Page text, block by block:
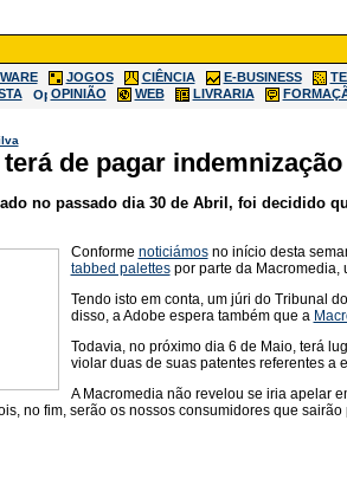
JOGOS CIÊNCIA E-BUSINESS
OPINIÃO WEB LIVRARIA
de pagar
no passado dia 30 de Abril, foi decidido
Conforme noticiámosno início desta
tabbed palettespor parte da Macromedia,
Tendo isto em conta, um júri do Tribunal
disso, a Adobe espera também que a
Todavia, no próximo dia 6 de Maio, terá
violar duas de suas patentes referentes a
A Macromedia não revelou se iria apelar
no fim, serão os nossos consumidores que sairão